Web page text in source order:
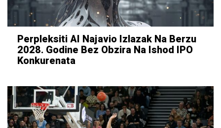
Perpleksiti AI Najavio Izlazak Na Berzu
2028. Godine Bez Obzira Na Ishod IPO
Konkurenata